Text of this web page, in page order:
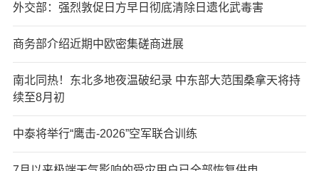
外交部：强烈敦促日方早日彻底清除日遗化武毒害
商务部介绍近期中欧密集磋商进展
南北同热！东北多地夜温破纪录 中东部大范围桑拿天将持
续至8月初
中泰将举行“鹰击-2026”空军联合训练